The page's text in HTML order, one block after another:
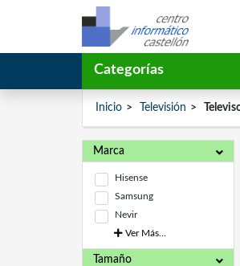
Categorías
Inicio Televisión
Marca
Hisense
Samsung
Nevir
Ver Más...
Tamaño